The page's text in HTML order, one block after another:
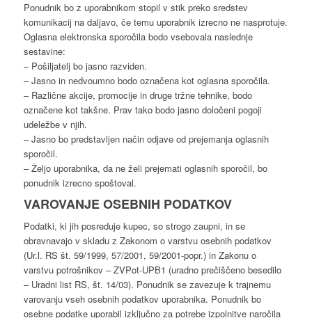
Ponudnik bo z uporabnikom stopil v stik preko sredstev
komunikacij na daljavo, če temu uporabnik izrecno ne nasprotuje.
Oglasna elektronska sporočila bodo vsebovala naslednje
sestavine:
– Pošiljatelj bo jasno razviden.
– Jasno in nedvoumno bodo označena kot oglasna sporočila.
– Različne akcije, promocije in druge tržne tehnike, bodo
označene kot takšne. Prav tako bodo jasno določeni pogoji
udeležbe v njih.
– Jasno bo predstavljen način odjave od prejemanja oglasnih
sporočil.
– Željo uporabnika, da ne želi prejemati oglasnih sporočil, bo
ponudnik izrecno spoštoval.
VAROVANJE OSEBNIH PODATKOV
Podatki, ki jih posreduje kupec, so strogo zaupni, in se
obravnavajo v skladu z Zakonom o varstvu osebnih podatkov
(Ur.l. RS št. 59/1999, 57/2001, 59/2001-popr.) in Zakonu o
varstvu potrošnikov – ZVPot-UPB1 (uradno prečiščeno besedilo
– Uradni list RS, št. 14/03). Ponudnik se zavezuje k trajnemu
varovanju vseh osebnih podatkov uporabnika. Ponudnik bo
osebne podatke uporabil izključno za potrebe izpolnitve naročila